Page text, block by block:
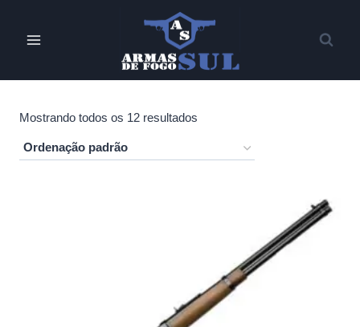
Mostrando todos os 12 resultados